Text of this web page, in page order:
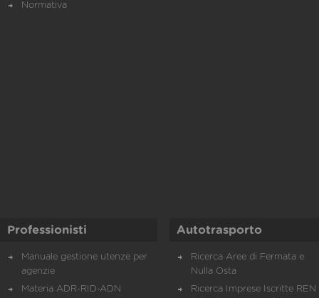
Normativa
Professionisti
Manuale gestione utenze per
agenzie
Materia ADR-RID-ADN
Autotrasporto
Ricerca Aree di Fermata e
Nulla Osta
Ricerca Imprese Iscritte REN